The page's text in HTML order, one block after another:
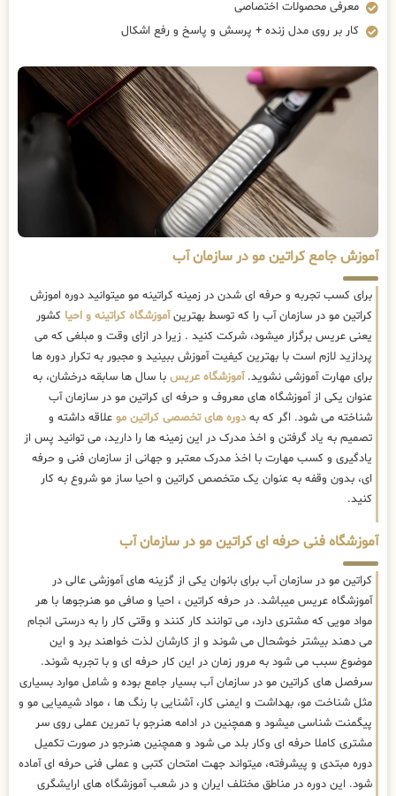
معرفی محصولات اختصاصی
کار بر روی مدل زنده + پرسش و پاسخ و رفع اشکال
آموزش جامع کراتین مو در سازمان آب
برای کسب تجربه و حرفه ای شدن در زمینه کراتینه مو میتوانید دوره اموزش
کراتین مو در سازمان آب را که توسط بهترینآموزشگاه کراتینه و احیا کشور
یعنی عریس برگزار میشود، شرکت کنید . زیرا در ازای وقت و مبلغی که می
پردازید لازم است با بهترین کیفیت آموزش ببینید و مجبور به تکرار دوره ها
برای مهارت آموزشی نشوید.آموزشگاه عریس با سال ها سابقه درخشان، به
عنوان یکی از آموزشگاه های معروف و حرفه ای کراتین مو در سازمان آب
شناخته می شود. اگر که بهدوره های تخصصی کراتین مو علاقه داشته و
تصمیم به یاد گرفتن و اخذ مدرک در این زمینه ها را دارید، می توانید پس از
یادگیری و کسب مهارت با اخذ مدرک معتبر و جهانی از سازمان فنی و حرفه
ای، بدون وقفه به عنوان یک متخصص کراتین و احیا ساز مو شروع به کار
کنید.
آموزشگاه فنی حرفه ای کراتین مو در سازمان آب
کراتین مو در سازمان آب برای بانوان یکی از گزینه های آموزشی عالی در
آموزشگاه عریس میباشد. در حرفه کراتین ، احیا و صافی مو هنرجوها با هر
مواد مویی که مشتری دارد، می توانند کار کنند و وقتی کار را به درستی انجام
می دهند بیشتر خوشحال می شوند و از کارشان لذت خواهند برد و این
موضوع سبب می شود به مرور زمان در این کار حرفه ای و با تجربه شوند.
سرفصل های کراتین مو در سازمان آب بسیار جامع بوده و شامل موارد بسیاری
مثل شناخت مو، بهداشت و ایمنی کار، آشنایی با رنگ ها ، مواد شیمیایی مو و
پیگمنت شناسی میشود و همچنین در ادامه هنرجو با تمرین عملی روی سر
مشتری کاملا حرفه ای وکار بلد می شود و همچنین هنرجو در صورت تکمیل
دوره مبتدی و پیشرفته، میتواند جهت امتحان کتبی و عملی فنی حرفه ای آماده
شود. این دوره در مناطق مختلف ایران و در شعب آموزشگاه های ارایشگری